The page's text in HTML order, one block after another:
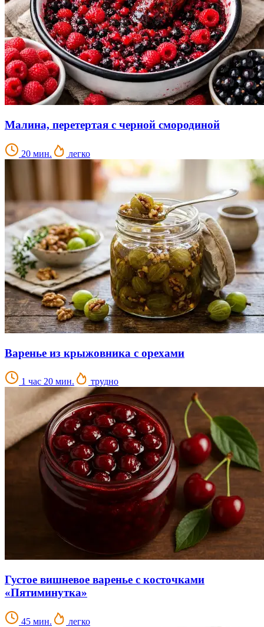
Малина, перетертая с черной смородиной
20 мин. легко
Варенье из крыжовника с орехами
1 час 20 мин. трудно
Густое вишневое варенье с косточками
«Пятиминутка»
45 мин. легко